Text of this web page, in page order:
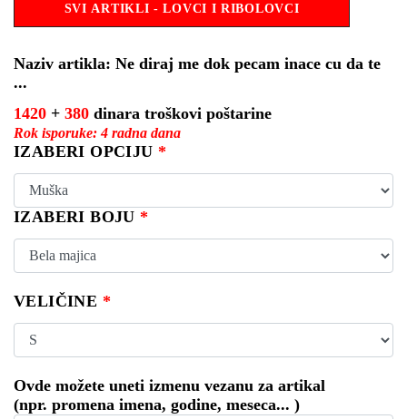
SVI ARTIKLI - LOVCI I RIBOLOVCI
Naziv artikla: Ne diraj me dok pecam inace cu da te
...
1420 + 380 dinara troškovi poštarine
Rok isporuke: 4 radna dana
IZABERI OPCIJU *
IZABERI BOJU *
VELIČINE *
Ovde možete uneti izmenu vezanu za artikal
(npr. promena imena, godine, meseca... )